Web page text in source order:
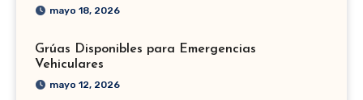
mayo 18, 2026
Grúas Disponibles para Emergencias
Vehiculares
mayo 12, 2026